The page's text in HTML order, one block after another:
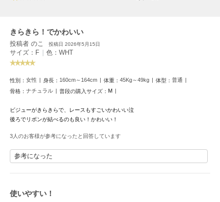
gelato pique
ジェラート ピケ
GELATO PIQUE CAT&DOG
ジェラート ピケ キャットアンドドッグ
ジェラート ピケ スリープ
GRAMICCI
グラミチ
きらきら！でかわいい
投稿者 のこ 投稿日 2026年5月15日
サイズ：F | 色：WHT
性別： 女性 身長： 160cm～164cm 体重： 45Kg～49kg 体型： 普通
骨格： ナチュラル 普段の購入サイズ： M
ビジューがきらきらで、レースもすごいかわいい泣
後ろでリボンが結べるのも良い！かわいい！
3人のお客様が参考になったと回答しています
参考になった
使いやすい！